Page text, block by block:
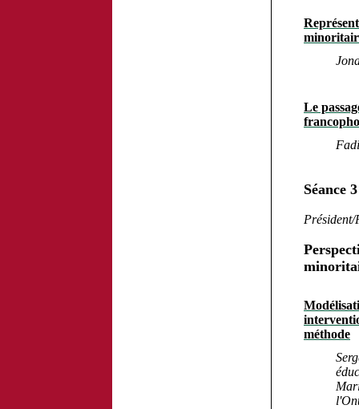
Le
Séance
Président/
méthode